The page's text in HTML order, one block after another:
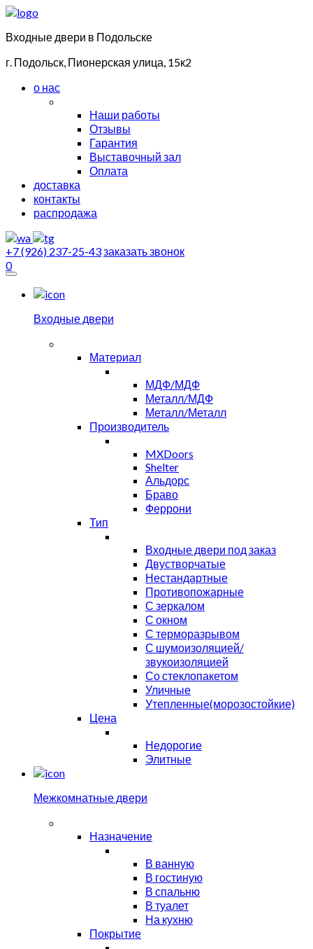
Входные двери в Подольске
г. Подольск, Пионерская улица, 15к2
о нас
Наши работы
Отзывы
Гарантия
Выставочный зал
Оплата
доставка
контакты
распродажа
+7 (926) 237-25-43заказать звонок
0
Входные двери
Материал
МДФ/МДФ
Металл/МДФ
Металл/Металл
Производитель
MXDoors
Shelter
Альдорс
Браво
Феррони
Тип
Входные двери под заказ
Двустворчатые
Нестандартные
Противопожарные
С зеркалом
С окном
С терморазрывом
С шумоизоляцией/
звукоизоляцией
Со стеклопакетом
Уличные
Утепленные(морозостойкие)
Цена
Недорогие
Элитные
Межкомнатные двери
Назначение
В ванную
В гостиную
В спальню
В туалет
На кухню
Покрытие